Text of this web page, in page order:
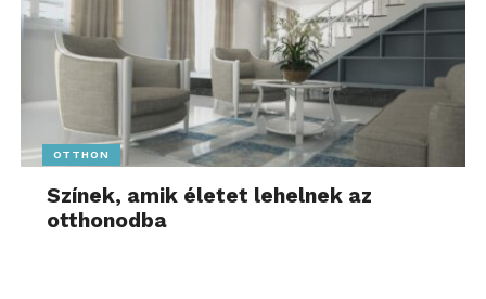
OTTHON
Színek, amik életet lehelnek az
otthonodba